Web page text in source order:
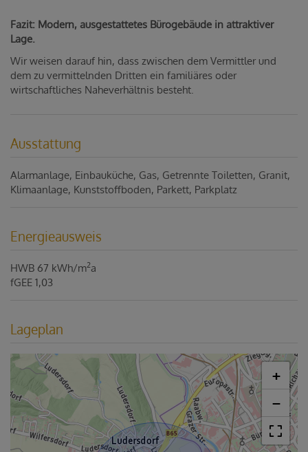
Fazit: Modern, ausgestattetes Bürogebäude in attraktiver
Lage.
Wir weisen darauf hin, dass zwischen dem Vermittler und
dem zu vermittelnden Dritten ein familiäres oder
wirtschaftliches Naheverhältnis besteht.
Ausstattung
Alarmanlage Einbauküche Gas Getrennte Toiletten Granit
Klimaanlage Kunststoffboden Parkett Parkplatz
Energieausweis
HWB 67 kWh/m2a
fGEE 1,03
Lageplan
+
−